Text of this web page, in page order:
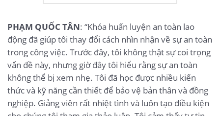
PHẠM QUỐC TÂN: “Khóa huấn luyện an toàn lao
động đã giúp tôi thay đổi cách nhìn nhận về sự an toàn
trong công việc. Trước đây, tôi không thật sự coi trọng
vấn đề này, nhưng giờ đây tôi hiểu rằng sự an toàn
không thể bị xem nhẹ. Tôi đã học được nhiều kiến
thức và kỹ năng cần thiết để bảo vệ bản thân và đồng
nghiệp. Giảng viên rất nhiệt tình và luôn tạo điều kiện